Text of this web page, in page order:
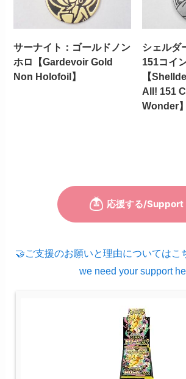
サーナイト：ゴールドノン
ホロ【Gardevoir Gold
Non Holofoil】
シェルダ
151コイ
【
All! 151
Wonder】
🤝ご支援のお願いと理由についてはこ
we need your support